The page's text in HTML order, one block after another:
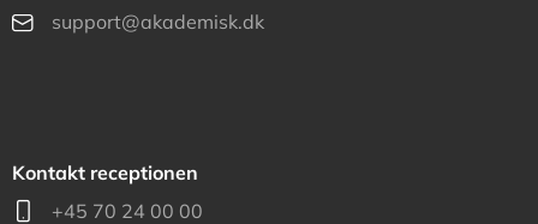
support@akademisk.dk
Kontakt receptionen
+45 70 24 00 00